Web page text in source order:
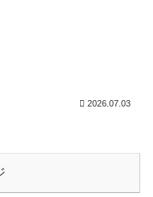
2026.07.03